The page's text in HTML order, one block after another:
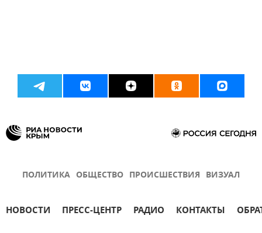
ПОЛИТИКА ОБЩЕСТВО ПРОИСШЕСТВИЯ ВИЗУАЛ
НОВОСТИ ПРЕСС-ЦЕНТР РАДИО КОНТАКТЫ